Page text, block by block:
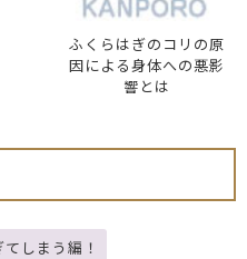
ふくらはぎのコリの原
因による身体への悪影
響とは
しまう編！